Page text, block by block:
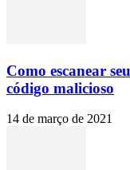
Como escanear
código malicioso
14 de março de 2021